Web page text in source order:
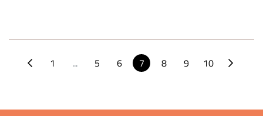
1 ... 5 6 7 8 9 10